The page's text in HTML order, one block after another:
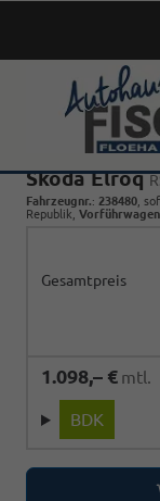
Skoda Elroq
Fahrzeugnr.: 238480
Republik, Vorführwagen
Gesamtpreis
1.098,– € mtl.
BDK